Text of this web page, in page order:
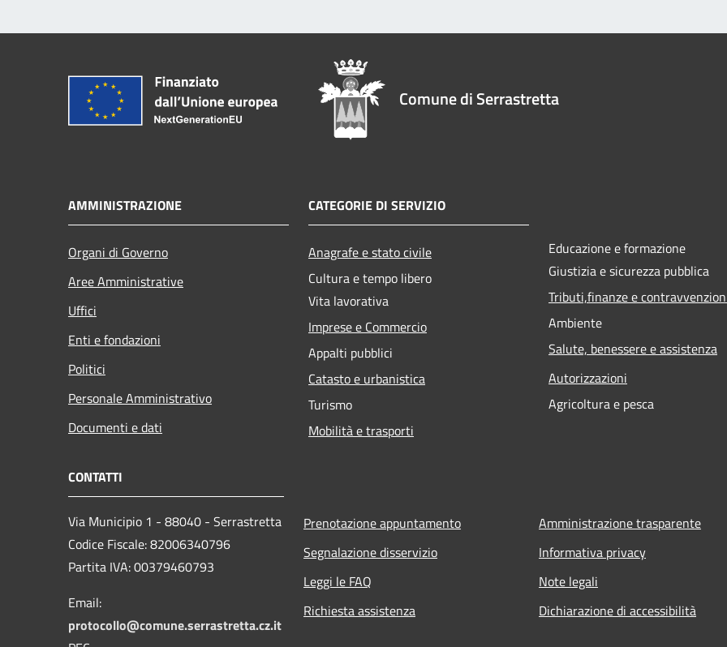
Comune di Serrastretta
AMMINISTRAZIONE
Organi di Governo
Aree Amministrative
Uffici
Enti e fondazioni
Politici
Personale Amministrativo
Documenti e dati
CATEGORIE DI SERVIZIO
Anagrafe e stato civile
Cultura e tempo libero
Vita lavorativa
Imprese e Commercio
Appalti pubblici
Catasto e urbanistica
Turismo
Mobilità e trasporti
Educazione e formazione
Giustizia e sicurezza pubblica
Tributi,finanze e
Ambiente
Salute, benessere e assistenza
Autorizzazioni
Agricoltura e pesca
CONTATTI
Via Municipio 1 - 88040 - Serrastretta
Codice Fiscale: 82006340796
Partita IVA: 00379460793
Email:
protocollo@comune.serrastretta.cz.it
Prenotazione appuntamento
Segnalazione disservizio
Leggi le FAQ
Richiesta assistenza
Amministrazione trasparente
Informativa privacy
Note legali
Dichiarazione di accessibilità